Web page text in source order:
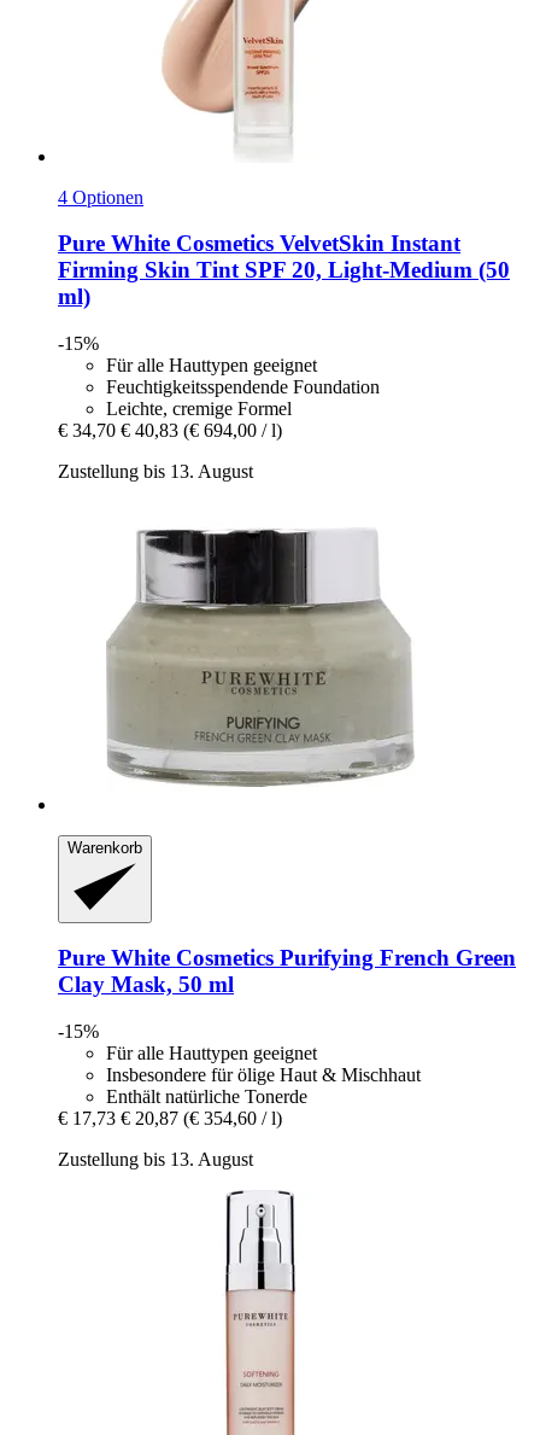
4 Optionen
Pure White Cosmetics VelvetSkin Instant
Firming Skin Tint SPF 20, Light-​Medium (50
ml)
-15%
Für alle Hauttypen geeignet
Feuchtigkeitsspendende Foundation
Leichte, cremige Formel
€ 34,70 € 40,83 (€ 694,00 / l)
Zustellung bis 13. August
Warenkorb
Pure White Cosmetics Purifying French Green
Clay Mask, 50 ml
-15%
Für alle Hauttypen geeignet
Insbesondere für ölige Haut & Mischhaut
Enthält natürliche Tonerde
€ 17,73 € 20,87 (€ 354,60 / l)
Zustellung bis 13. August